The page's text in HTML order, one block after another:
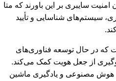
سایبری بر این باورند که متا
سیستم‌های شناسایی و تأیید
که در حال توسعه فناوری‌های
از جعل هویت کمک می‌کند.
هوش مصنوعی و یادگیری ماشین